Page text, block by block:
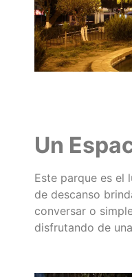
Un
Este parque es el
de descanso
conversar o
disfrutando de